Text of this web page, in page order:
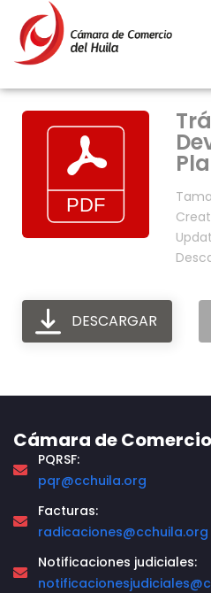
DESCARGAR
Cámara de
PQRSF:
pqr@cchuila.org
Facturas:
radicaciones@cchuila.org
Notificaciones judiciales: